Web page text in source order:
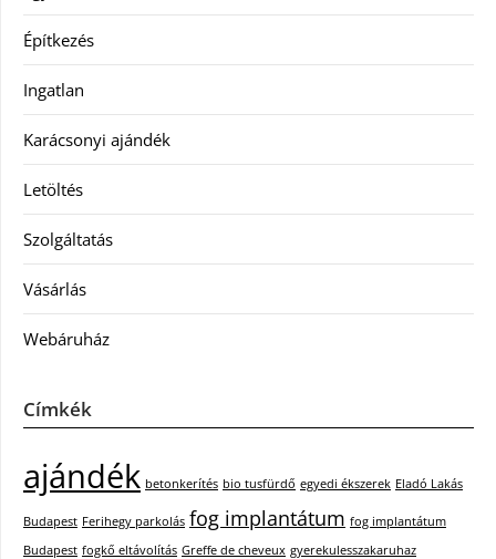
Építkezés
Ingatlan
Karácsonyi ajándék
Letöltés
Szolgáltatás
Vásárlás
Webáruház
Címkék
ajándék betonkerítés bio tusfürdő egyedi ékszerek Eladó Lakás
Budapest Ferihegy parkolás fog implantátum fog implantátum
Budapest fogkő eltávolítás Greffe de cheveux gyerekulesszakaruhaz